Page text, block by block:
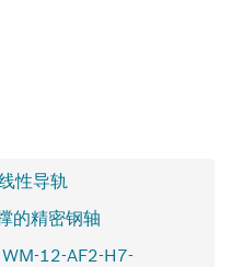
性导轨
的精密钢轴
12-AF2-H7-